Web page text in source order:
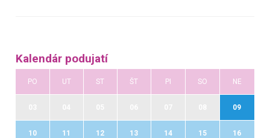
Kalendár podujatí
PO UT ST ŠT PI SO NE
09
10 11 12 13 14 15 16